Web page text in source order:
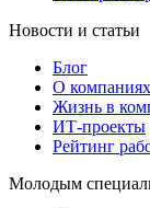
Новости и статьи
Блог
О
Жизнь в
ИТ-проекты
Рейтинг
Молодым